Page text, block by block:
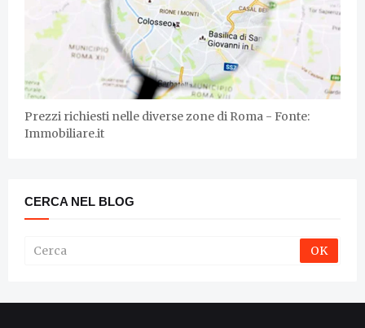
Prezzi richiesti nelle diverse zone di Roma - Fonte:
Immobiliare.it
CERCA NEL BLOG